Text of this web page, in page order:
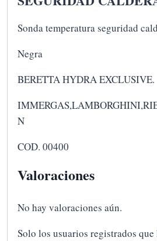
Sonda temperatura seguridad
Negra
BERETTA HYDRA EXCLUSIVE.
N
COD. 00400
Valoraciones
No hay valoraciones aún.
Solo los usuarios registrados que